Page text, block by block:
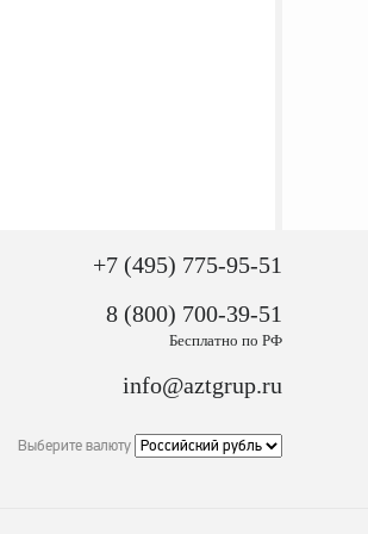
+7 (495) 775-95-51
8 (800) 700-39-51
Бесплатно по РФ
info@aztgrup.ru
Выберите валюту